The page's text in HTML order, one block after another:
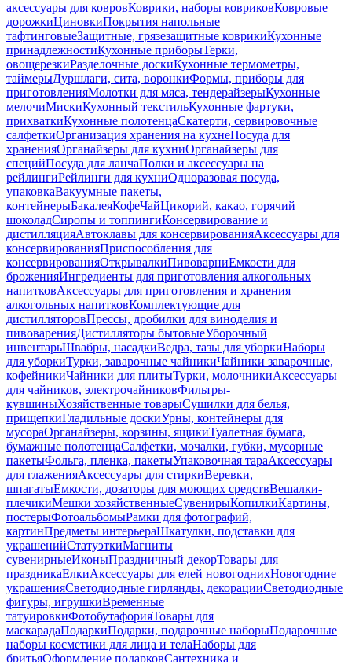
аксессуары для ковровКоврики, наборы ковриковКовровые
дорожкиЦиновкиПокрытия напольные
тафтинговыеЗащитные, грязезащитные коврикиКухонные
принадлежностиКухонные приборыТерки,
овощерезкиРазделочные доскиКухонные термометры,
таймерыДуршлаги, сита, воронкиФормы, приборы для
приготовленияМолотки для мяса, тендерайзерыКухонные
мелочиМискиКухонный текстильКухонные фартуки,
прихваткиКухонные полотенцаСкатерти, сервировочные
салфеткиОрганизация хранения на кухнеПосуда для
храненияОрганайзеры для кухниОрганайзеры для
специйПосуда для ланчаПолки и аксессуары на
рейлингиРейлинги для кухниОдноразовая посуда,
упаковкаВакуумные пакеты,
контейнерыБакалеяКофеЧайЦикорий, какао, горячий
шоколадСиропы и топпингиКонсервирование и
дистилляцияАвтоклавы для консервированияАксессуары для
консервированияПриспособления для
консервированияОткрывалкиПивоварниЕмкости для
броженияИнгредиенты для приготовления алкогольных
напитковАксессуары для приготовления и хранения
алкогольных напитковКомплектующие для
дистилляторовПрессы, дробилки для виноделия и
пивоваренияДистилляторы бытовыеУборочный
инвентарьШвабры, насадкиВедра, тазы для уборкиНаборы
для уборкиТурки, заварочные чайникиЧайники заварочные,
кофейникиЧайники для плитыТурки, молочникиАксессуары
для чайников, электрочайниковФильтры-
кувшиныХозяйственные товарыСушилки для белья,
прищепкиГладильные доскиУрны, контейнеры для
мусораОрганайзеры, корзины, ящикиТуалетная бумага,
бумажные полотенцаСалфетки, мочалки, губки, мусорные
пакетыФольга, пленка, пакетыУпаковочная тараАксессуары
для глаженияАксессуары для стиркиВеревки,
шпагатыЕмкости, дозаторы для моющих средствВешалки-
плечикиМешки хозяйственныеСувенирыКопилкиКартины,
постерыФотоальбомыРамки для фотографий,
картинПредметы интерьераШкатулки, подставки для
украшенийСтатуэткиМагниты
сувенирныеИконыПраздничный декорТовары для
праздникаЕлкиАксессуары для елей новогоднихНовогодние
украшенияСветодиодные гирлянды, декорацииСветодиодные
фигуры, игрушкиВременные
татуировкиФотобутафорияТовары для
маскарадаПодаркиПодарки, подарочные наборыПодарочные
наборы косметики для лица и телаНаборы для
бритьяОформление подарковСантехника и